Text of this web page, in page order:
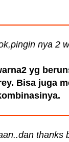
nya 2
yg
Bisa juga
thanks